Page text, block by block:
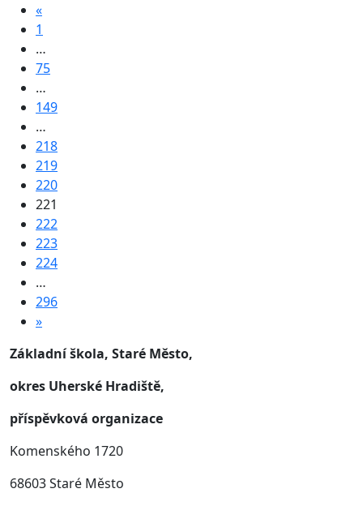
«
1
…
75
…
149
…
218
219
220
221
222
223
224
…
296
»
Základní škola, Staré Město,
okres Uherské Hradiště,
příspěvková organizace
Komenského 1720
68603 Staré Město